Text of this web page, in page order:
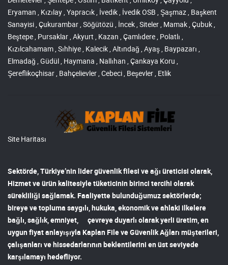
Eryaman , Kızılay , Yapracık , İvedik , İvedik OSB , Şaşmaz , Başkent
Sanayisi , Çukurambar , Söğütözü , İncek , Siteler , Mamak , Çubuk ,
Beştepe , Pursaklar , Akyurt , Kazan , Çamlıdere , Polatlı ,
Kızılcahamam , Sıhhiye , Kalecik , Altındağ , Ayaş , Baypazarı ,
Elmadağ , Güdül , Haymana , Nallıhan , Çankaya Koru ,
Şereflikoçhisar , Bahçelievler , Cebeci , Beşevler , Etlik
Site Haritası
Sektörde, Türkiye’nin lidergüvenlik filesi ve ağı üreticisi olarak,
Hizmet ve ürün kalitesiyle tüketicinin birinci tercihi olarak
sürekliliği sağlamak. Faaliyette bulunduğumuz sektörlerde;
bireye ve topluma saygılı, hukuka, ekonomik ve ahlaki ilkelere
bağlı, sağlık, emniyet, çevreye duyarlı olarak yerli üretim, en
uygun fiyat anlayışıyla Kaplan File ve Güvenlik Ağları müşterileri,
çalışanları ve hissedarlarının beklentilerini en üst seviyede
karşılamayı hedefliyor.